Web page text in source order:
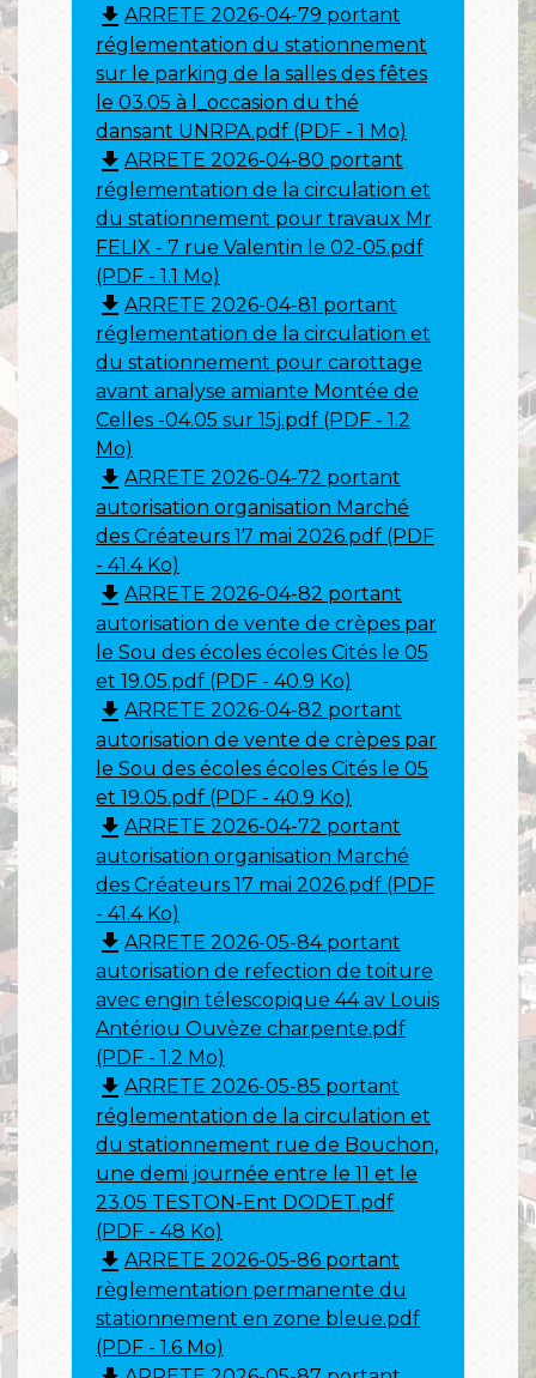
file_download ARRETE 2026-04-79 portant
réglementation du stationnement
sur le parking de la salles des fêtes
le 03.05 à l_occasion du thé
dansant UNRPA.pdf (PDF - 1 Mo)
file_download ARRETE 2026-04-80 portant
réglementation de la circulation et
du stationnement pour travaux Mr
FELIX - 7 rue Valentin le 02-05.pdf
(PDF - 1.1 Mo)
file_download ARRETE 2026-04-81 portant
réglementation de la circulation et
du stationnement pour carottage
avant analyse amiante Montée de
Celles -04.05 sur 15j.pdf (PDF - 1.2
Mo)
file_download ARRETE 2026-04-72 portant
autorisation organisation Marché
des Créateurs 17 mai 2026.pdf (PDF
- 41.4 Ko)
file_download ARRETE 2026-04-82 portant
autorisation de vente de crèpes par
le Sou des écoles écoles Cités le 05
et 19.05.pdf (PDF - 40.9 Ko)
file_download ARRETE 2026-04-82 portant
autorisation de vente de crèpes par
le Sou des écoles écoles Cités le 05
et 19.05.pdf (PDF - 40.9 Ko)
file_download ARRETE 2026-04-72 portant
autorisation organisation Marché
des Créateurs 17 mai 2026.pdf (PDF
- 41.4 Ko)
file_download ARRETE 2026-05-84 portant
autorisation de refection de toiture
avec engin télescopique 44 av Louis
Antériou Ouvèze charpente.pdf
(PDF - 1.2 Mo)
file_download ARRETE 2026-05-85 portant
réglementation de la circulation et
du stationnement rue de Bouchon,
une demi journée entre le 11 et le
23.05 TESTON-Ent DODET.pdf
(PDF - 48 Ko)
file_download ARRETE 2026-05-86 portant
règlementation permanente du
stationnement en zone bleue.pdf
(PDF - 1.6 Mo)